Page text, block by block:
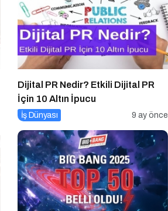
Dijital PR Nedir? Etkili Dijital PR
İçin 10 Altın İpucu
İş Dünyası 9 ay önce